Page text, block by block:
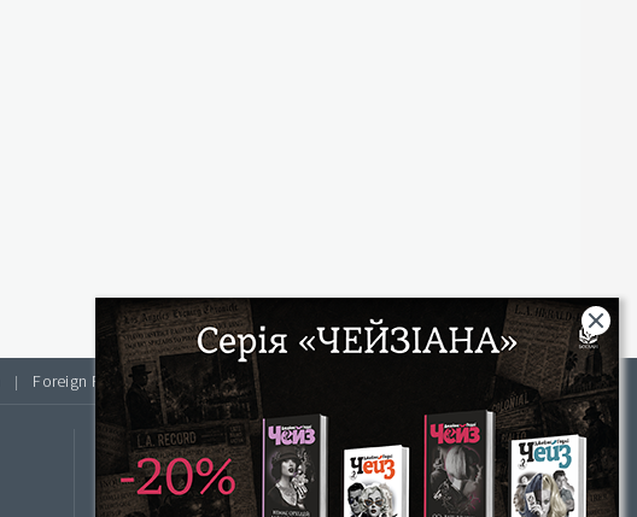
| Foreign Rights |
Інтернет-магазин «Видавництво Богдан»:
46018, м. Тернопіль, А/С 529